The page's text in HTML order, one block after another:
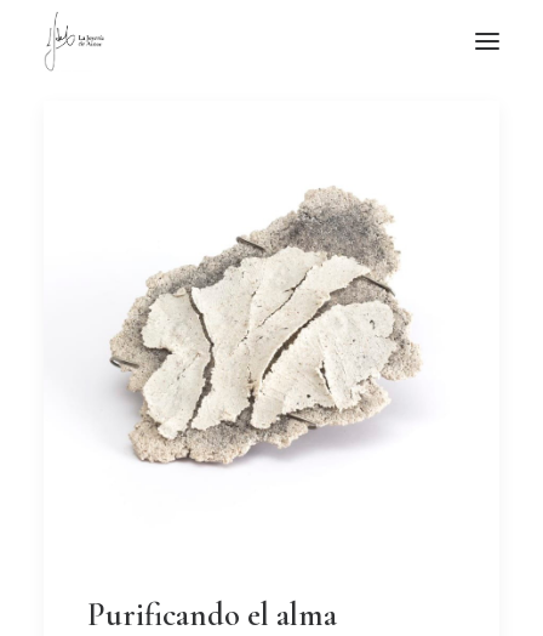
Purificando el alma